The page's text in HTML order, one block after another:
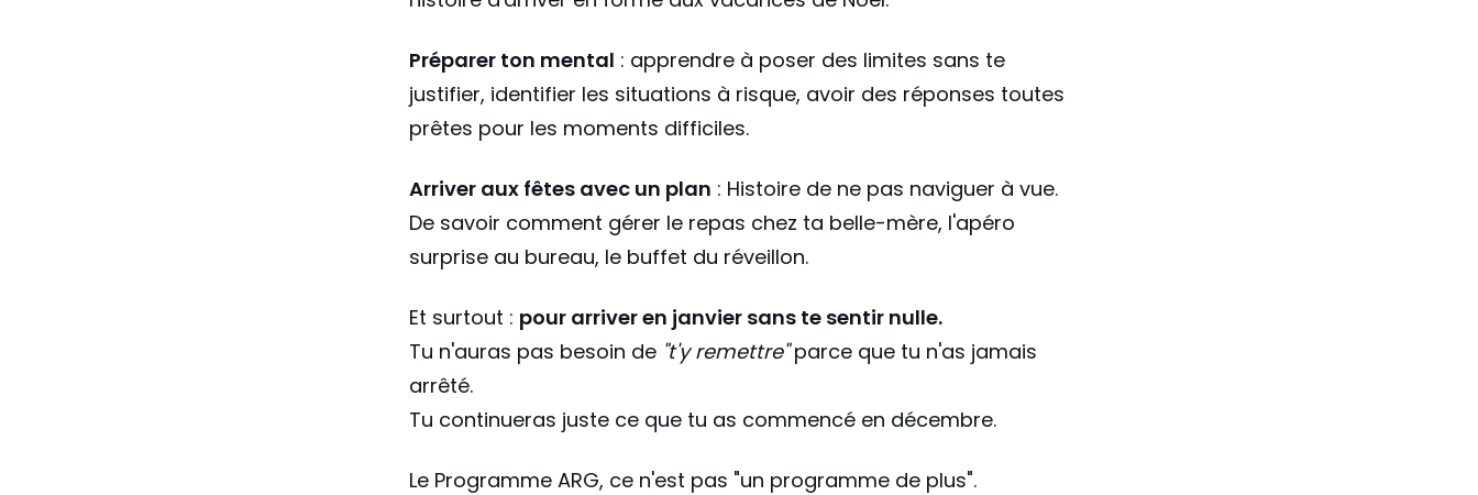
Préparer ton mental : apprendre à poser des limites sans te
justifier, identifier les situations à risque, avoir des réponses toutes
prêtes pour les moments difficiles.
Arriver aux fêtes avec un plan : Histoire de ne pas naviguer à vue.
De savoir comment gérer le repas chez ta belle-mère, l'apéro
surprise au bureau, le buffet du réveillon.
Et surtout : pour arriver en janvier sans te sentir nulle.
Tu n'auras pas besoin de "t'y remettre"parce que tu n'as jamais
arrêté.
Tu continueras juste ce que tu as commencé en décembre.
Le Programme ARG, ce n'est pas "un programme de plus".